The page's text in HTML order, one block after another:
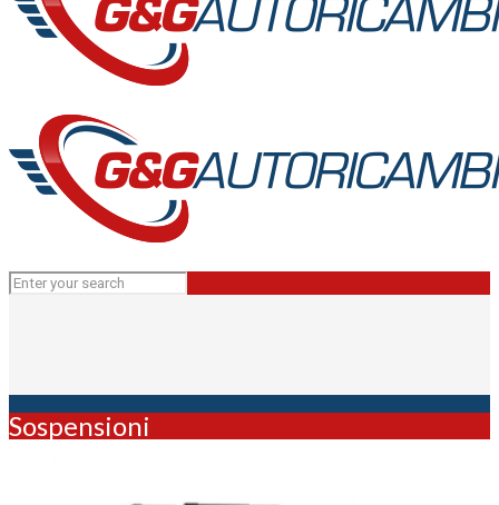
Sospensioni